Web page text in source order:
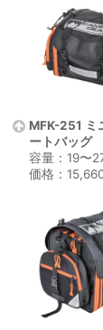
MFK-251 ミ
ートバッグ
容量：19〜
価格：